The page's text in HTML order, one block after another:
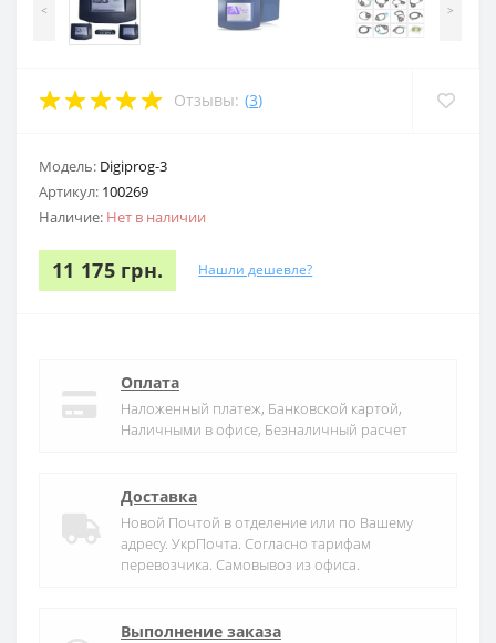
< >
Отзывы: (3)
Модель: Digiprog-3
Артикул: 100269
Наличие: Нет в наличии
11 175 грн. Нашли дешевле?
Оплата
Наложенный платеж, Банковской картой,
Наличными в офисе, Безналичный расчет
Доставка
Новой Почтой в отделение или по Вашему
адресу. УкрПочта. Согласно тарифам
перевозчика. Самовывоз из офиса.
Выполнение заказа